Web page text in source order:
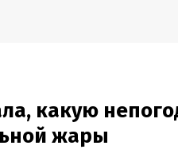
какую
жары